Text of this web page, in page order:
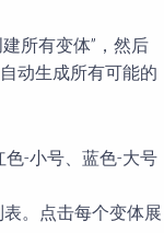
所有变体”，然后
动生成所有可能的
色-小号、蓝色-大号
。点击每个变体展